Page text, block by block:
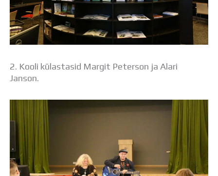
Kontaktid
Tööpakkumised
2. Kooli külastasid Margit Peterson ja Alari
Janson.